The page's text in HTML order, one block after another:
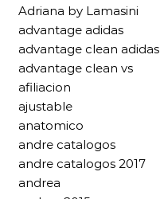
Adriana by Lamasini
advantage adidas
advantage clean adidas
advantage clean vs
afiliacion
ajustable
anatomico
andre catalogos
andre catalogos 2017
andrea